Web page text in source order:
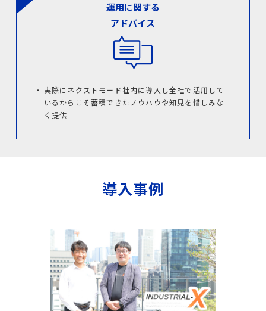
運用に関する
アドバイス
実際にネクストモード社内に導入し全社で活用して
いるからこそ蓄積できたノウハウや知見を惜しみな
く提供
導入事例